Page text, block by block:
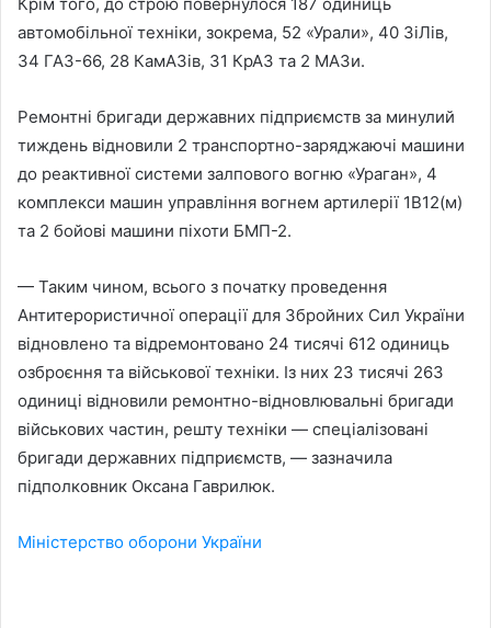
автомобільної техніки, зокрема, 52 «Урали», 40 ЗіЛів,
34 ГАЗ-66, 28 КамАЗів, 31 КрАЗ та 2 МАЗи.
Ремонтні бригади державних підприємств за минулий
тиждень відновили 2 транспортно-заряджаючі машини
до реактивної системи залпового вогню «Ураган», 4
комплекси машин управління вогнем артилерії 1В12(м)
та 2 бойові машини піхоти БМП-2.
— Таким чином, всього з початку проведення
Антитерористичної операції для Збройних Сил України
відновлено та відремонтовано 24 тисячі 612 одиниць
озброєння та військової техніки. Із них 23 тисячі 263
одиниці відновили ремонтно-відновлювальні бригади
військових частин, решту техніки — спеціалізовані
бригади державних підприємств, — зазначила
підполковник Оксана Гаврилюк.
Міністерство оборони України